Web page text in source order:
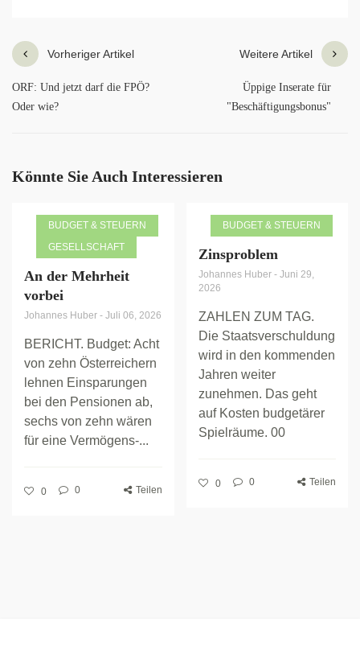
Vorheriger Artikel
ORF: Und jetzt darf die FPÖ?
Oder wie?
Weitere Artikel
Üppige Inserate für
"Beschäftigungsbonus"
Könnte Sie Auch Interessieren
BUDGET & STEUERN
GESELLSCHAFT
An der Mehrheit
vorbei
Johannes Huber - Juli 06, 2026
BERICHT. Budget: Acht
von zehn Österreichern
lehnen Einsparungen
bei den Pensionen ab,
sechs von zehn wären
für eine Vermögens-...
0 0 Teilen
BUDGET & STEUERN
Zinsproblem
Johannes Huber - Juni 29,
2026
ZAHLEN ZUM TAG.
Die Staatsverschuldung
wird in den kommenden
Jahren weiter
zunehmen. Das geht
auf Kosten budgetärer
Spielräume. 00
0 0 Teilen